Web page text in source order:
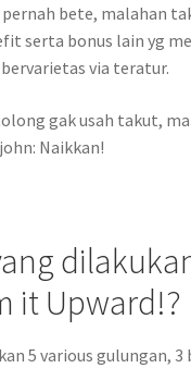
bete, malahan
serta bonus lain yg
via teratur.
gak usah takut,
Naikkan!
it Upward!?
5 various gulungan,